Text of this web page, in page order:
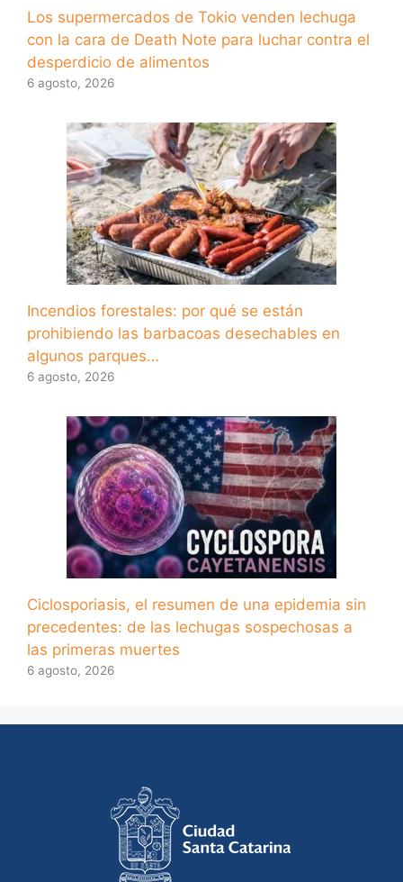
Los supermercados de Tokio venden lechuga
con la cara de Death Note para luchar contra el
desperdicio de alimentos
6 agosto, 2026
Incendios forestales: por qué se están
prohibiendo las barbacoas desechables en
algunos parques…
6 agosto, 2026
Ciclosporiasis, el resumen de una epidemia sin
precedentes: de las lechugas sospechosas a
las primeras muertes
6 agosto, 2026